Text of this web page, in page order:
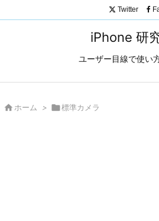
iPhone 研
ユーザー目線で使い
Twitter
 ホーム > 標準カメラ